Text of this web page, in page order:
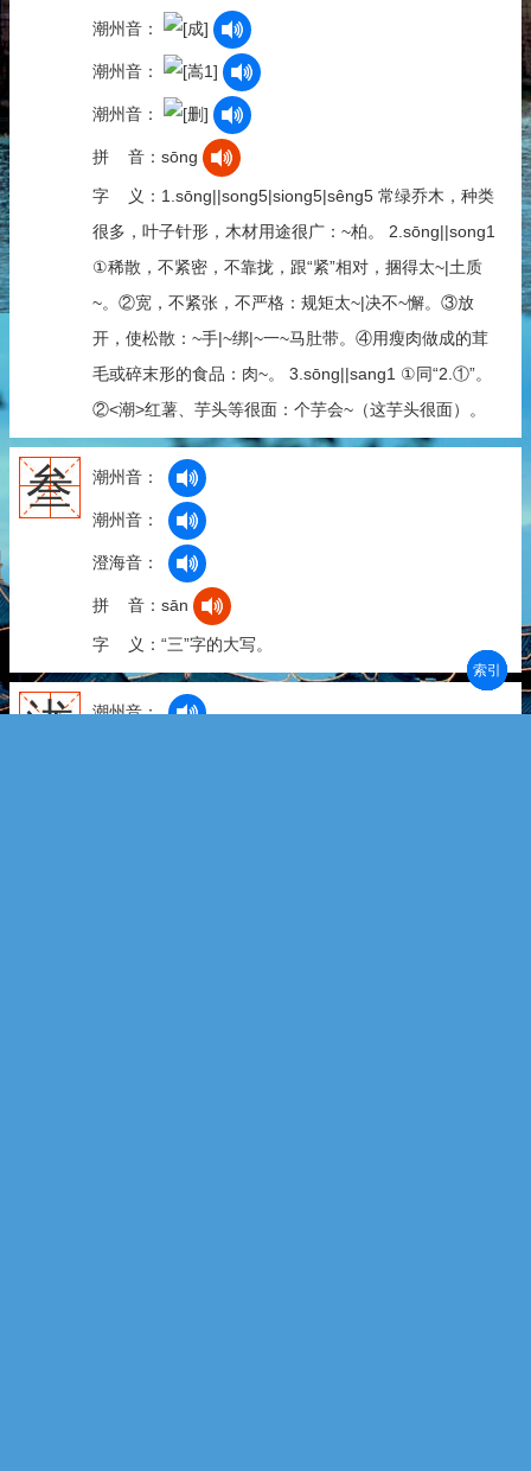
潮州音：
潮州音：
潮州音：
拼 音：sōng
字 义：1.sōng||song5|siong5|sêng5 常绿乔木，种类
很多，叶子针形，木材用途很广：~柏。 2.sōng||song1
①稀散，不紧密，不靠拢，跟“紧”相对，捆得太~|土质
~。②宽，不紧张，不严格：规矩太~|决不~懈。③放
开，使松散：~手|~绑|~一~马肚带。④用瘦肉做成的茸
毛或碎末形的食品：肉~。 3.sōng||sang1 ①同“2.①”。
②<潮>红薯、芋头等很面：个芋会~（这芋头很面）。
叁 潮州音：
潮州音：
澄海音：
拼 音：sān
字 义：“三”字的大写。
泷
潮州音：
部首
笔划
拼音
潮拼